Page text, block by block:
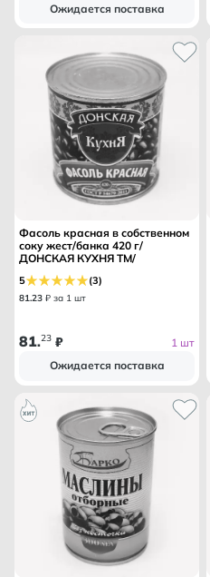
Ожидается поставка
Фасоль красная в собственном
соку жест/банка 420 г/
ДОНСКАЯ КУХНЯ ТМ/
5 (3)
81.23 ₽ за 1 шт
81.23 ₽
1 шт
Ожидается поставка